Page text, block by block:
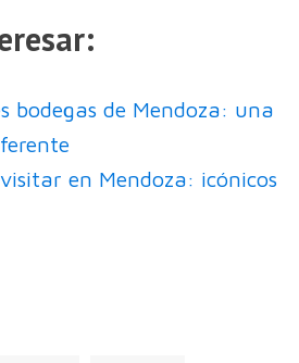
bodegas de Mendoza: una
en Mendoza: icónicos